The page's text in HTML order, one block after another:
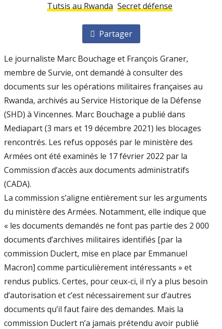
Tutsis au Rwanda Secret défense
Partager
Le journaliste Marc Bouchage et François Graner,
membre de Survie, ont demandé à consulter des
documents sur les opérations militaires françaises au
Rwanda, archivés au Service Historique de la Défense
(SHD) à Vincennes. Marc Bouchage a publié dans
Mediapart (3 mars et 19 décembre 2021) les blocages
rencontrés. Les refus opposés par le ministère des
Armées ont été examinés le 17 février 2022 par la
Commission d’accès aux documents administratifs
(CADA).
La commission s’aligne entièrement sur les arguments
du ministère des Armées. Notamment, elle indique que
« les documents demandés ne font pas partie des 2 000
documents d’archives militaires identifiés [par la
commission Duclert, mise en place par Emmanuel
Macron] comme particulièrement intéressants » et
rendus publics. Certes, pour ceux-ci, il n’y a plus besoin
d’autorisation et c’est nécessairement sur d’autres
documents qu’il faut faire des demandes. Mais la
commission Duclert n’a jamais prétendu avoir publié